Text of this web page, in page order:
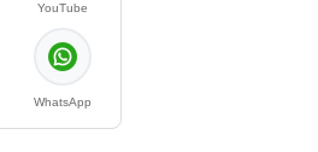
YouTube
WhatsApp